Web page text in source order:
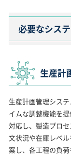
必要なシス
生産計
生産計画管理シス
イムな調整機能を
対応し、製造プロ
文状況や在庫レベ
案し、各工程の負